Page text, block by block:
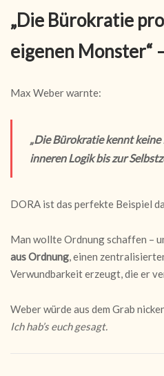
„Die Bürokratie
eigenen Monster“
Max Weber warnte:
„Die Bürokratie kennt
inneren Logik bis zur
DORA ist das perfekte Beispiel
Man wollte Ordnung schaffen –
aus Ordnung, einen
Verwundbarkeit erzeugt, die er
Weber würde aus dem Grab
Ich hab’s euch gesagt.